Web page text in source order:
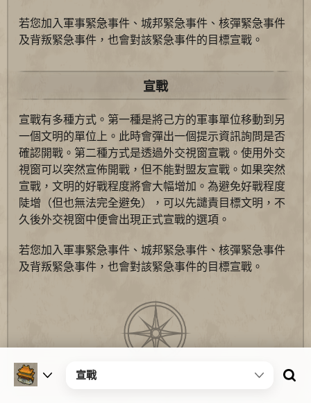
若您加入軍事緊急事件、城邦緊急事件、核彈緊急事件
及背叛緊急事件，也會對該緊急事件的目標宣戰。
宣戰
宣戰有多種方式。第一種是將己方的軍事單位移動到另
一個文明的單位上。此時會彈出一個提示資訊詢問是否
確認開戰。第二種方式是透過外交視窗宣戰。使用外交
視窗可以突然宣佈開戰，但不能對盟友宣戰。如果突然
宣戰，文明的好戰程度將會大幅增加。為避免好戰程度
陡增（但也無法完全避免），可以先譴責目標文明，不
久後外交視窗中便會出現正式宣戰的選項。
若您加入軍事緊急事件、城邦緊急事件、核彈緊急事件
及背叛緊急事件，也會對該緊急事件的目標宣戰。
宣戰